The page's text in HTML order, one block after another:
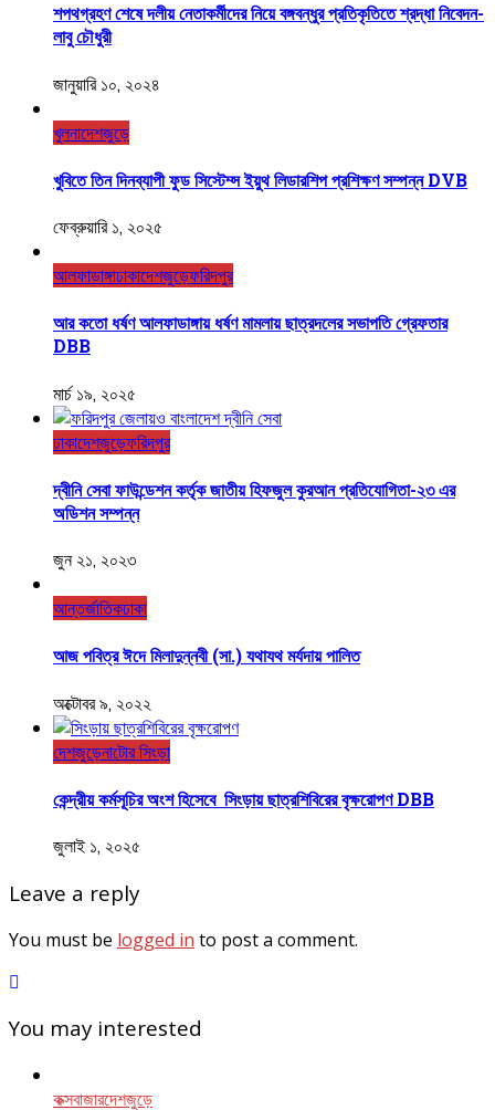
শপথগ্রহণ শেষে দলীয় নেতাকর্মীদের নিয়ে বঙ্গবন্ধুর প্রতিকৃতিতে শ্রদ্ধা নিবেদন-
লাবু চৌধুরী
জানুয়ারি ১০, ২০২৪
খুলনাদেশজুড়ে
খুবিতে তিন দিনব্যাপী ফুড সিস্টেম্স ইয়ুথ লিডারশিপ প্রশিক্ষণ সম্পন্ন DVB
ফেব্রুয়ারি ১, ২০২৫
আলফাডাঙ্গাঢাকাদেশজুড়েফরিদপুর
আর কতো ধর্ষণ আলফাডাঙ্গায় ধর্ষণ মামলায় ছাত্রদলের সভাপতি গ্রেফতার
DBB
মার্চ ১৯, ২০২৫
ঢাকাদেশজুড়েফরিদপুর
দ্বীনি সেবা ফাউন্ডেশন কর্তৃক জাতীয় হিফজুল কুরআন প্রতিযোগিতা-২৩ এর
অডিশন সম্পন্ন
জুন ২১, ২০২৩
আন্তর্জাতিকঢাকা
আজ পবিত্র ঈদে মিলাদুন্নবী (সা.) যথাযথ মর্যদায় পালিত
অক্টোবর ৯, ২০২২
দেশজুড়েনাটোর সিংড়া
কেন্দ্রীয় কর্মসূচির অংশ হিসেবে সিংড়ায় ছাত্রশিবিরের বৃক্ষরোপণ DBB
জুলাই ১, ২০২৫
Leave a reply
You must be logged in to post a comment.
You may interested
কক্সবাজারদেশজুড়ে